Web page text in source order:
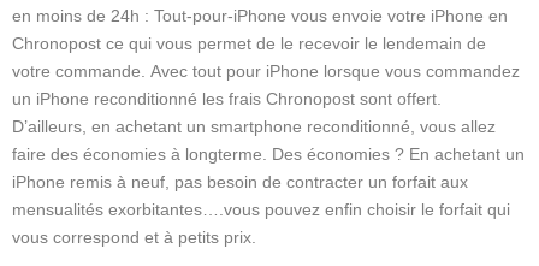
en moins de 24h : Tout-pour-iPhone vous envoie votre iPhone en
Chronopost ce qui vous permet de le recevoir le lendemain de
votre commande. Avec tout pour iPhone lorsque vous commandez
un iPhone reconditionné les frais Chronopost sont offert.
D’ailleurs, en achetant un smartphone reconditionné, vous allez
faire des économies à longterme. Des économies ? En achetant un
iPhone remis à neuf, pas besoin de contracter un forfait aux
mensualités exorbitantes….vous pouvez enfin choisir le forfait qui
vous correspond et à petits prix.